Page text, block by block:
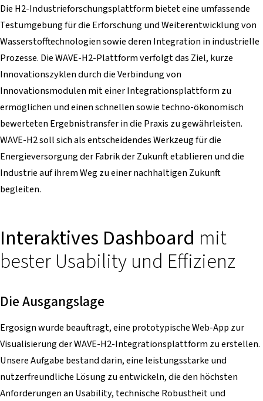
Die H2-Industrieforschungsplattform bietet eine umfassende
Testumgebung für die Erforschung und Weiterentwicklung von
Wasserstofftechnologien sowie deren Integration in industrielle
Prozesse. Die WAVE-H2-Plattform verfolgt das Ziel, kurze
Innovationszyklen durch die Verbindung von
Innovationsmodulen mit einer Integrationsplattform zu
ermöglichen und einen schnellen sowie techno-ökonomisch
bewerteten Ergebnistransfer in die Praxis zu gewährleisten.
WAVE-H2 soll sich als entscheidendes Werkzeug für die
Energieversorgung der Fabrik der Zukunft etablieren und die
Industrie auf ihrem Weg zu einer nachhaltigen Zukunft
begleiten.
Interaktives Dashboard mit
bester Usability und Effizienz
Die Ausgangslage
Ergosign wurde beauftragt, eine prototypische Web-App zur
Visualisierung der WAVE-H2-Integrationsplattform zu erstellen.
Unsere Aufgabe bestand darin, eine leistungsstarke und
nutzerfreundliche Lösung zu entwickeln, die den höchsten
Anforderungen an Usability, technische Robustheit und